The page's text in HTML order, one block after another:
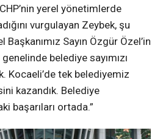
yerel yönetimlerde
vurgulayan Zeybek, şu
Sayın Özgür Özel’in
belediye sayımızı
Kocaeli’de tek belediyemiz
kazandık. Belediye
başarıları ortada.”